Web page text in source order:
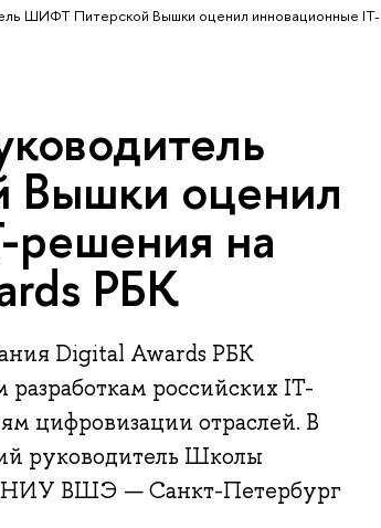
ШИФТ Питерской Вышки оценил инновационные IT-
оценил
решения на
РБК
Digital Awards РБК
российских IT-
цифровизации отраслей. В
руководитель Школы
НИУ ВШЭ — Санкт-Петербург